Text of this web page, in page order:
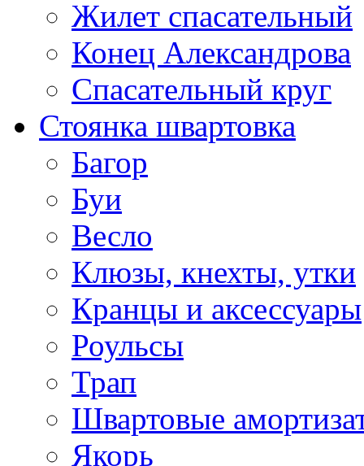
Жилет спасательный
Конец Александрова
Спасательный круг
Стоянка швартовка
Багор
Буи
Весло
Клюзы, кнехты, утки
Кранцы и аксессуары
Роульсы
Трап
Швартовые
Якорь